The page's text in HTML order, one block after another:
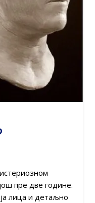
пре две године.
лица и детаљно